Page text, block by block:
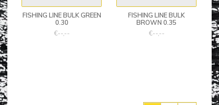
FISHING LINE BULK GREEN
0.30
€--,--
FISHING LINE BULK
BROWN 0.35
€--,--